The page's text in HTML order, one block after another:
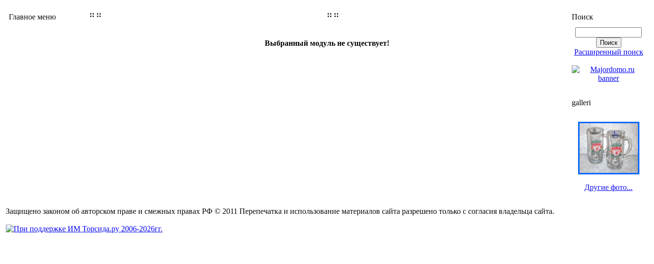
Главное меню :: :: :: ::
Выбранный модуль не существует!
Поиск
Расширенный поиск
galleri
Другие фото...
Защищено законом об авторском праве и смежных правах РФ © 2011 Перепечатка и использование материалов сайта разрешено только с согласия владельца сайта.